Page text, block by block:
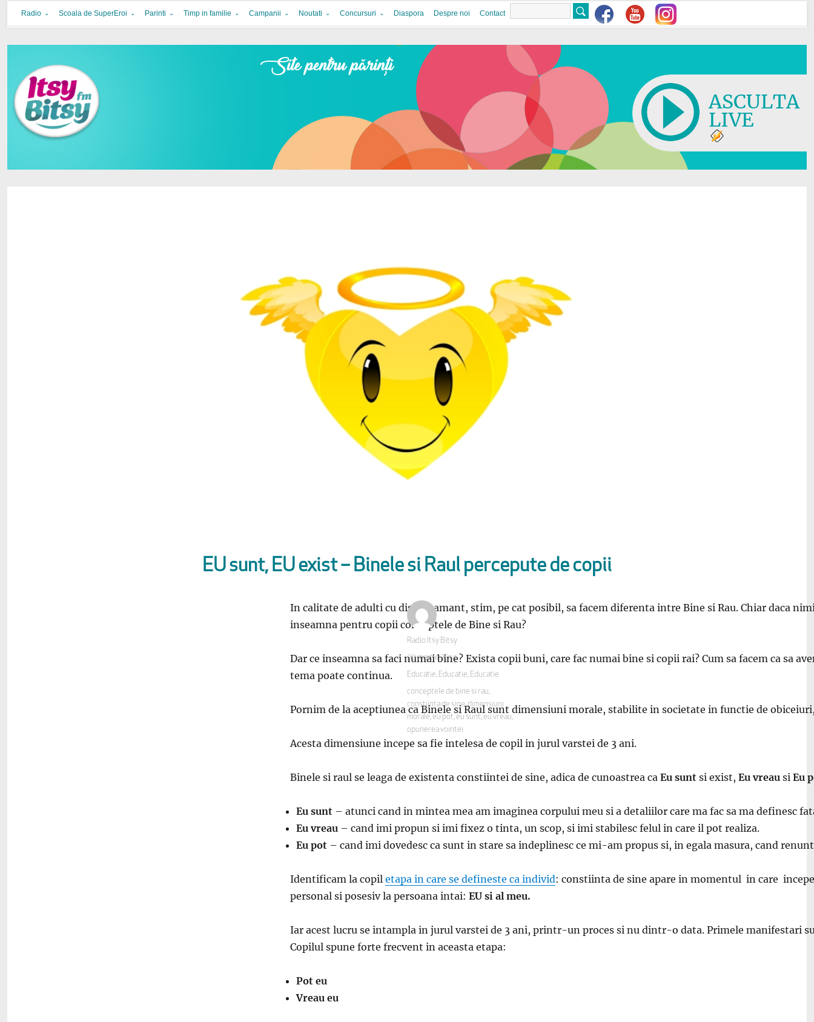
Itsy Bitsy
bucurie in familie
Radio Scoala de SuperEroi Parinti Timp in familie Campanii Noutati Concursuri Diaspora Despre noi Contact
ASCULTA
LIVE
EU sunt, EU exist – Binele si Raul percepute de copii
In calitate de adulti cu discernamant, stim, pe cat posibil, sa facem diferenta intre Bine si Rau. Chiar daca
inseamna pentru copii conceptele de Bine si Rau?
Dar ce inseamna sa faci numai bine? Exista copii buni, care fac numai bine si copii rai? Cum sa facem ca sa
tema poate continua.
Pornim de la aceptiunea ca Binele si Raul sunt dimensiuni morale, stabilite in societate in functie de
Acesta dimensiune incepe sa fie intelesa de copil in jurul varstei de 3 ani.
Binele si raul se leaga de existenta constiintei de sine, adica de cunoastrea ca Eu suntsi exist, Eu vreau si Eu
Eu sunt – atunci cand in mintea mea am imaginea corpului meu si a detaliilor care ma fac sa ma definesc
Eu vreau – cand imi propun si imi fixez o tinta, un scop, si imi stabilesc felul in care il pot realiza.
Eu pot – cand imi dovedesc ca sunt in stare sa indeplinesc ce mi-am propus si, in egala masura, cand
Identificam la copil etapa in care se defineste ca individ: constiinta de sine apare in momentul in care
personal si posesiv la persoana intai: EU si al meu.
Iar acest lucru se intampla in jurul varstei de 3 ani, printr-un proces si nu dintr-o data. Primele manifestari
Copilul spune forte frecvent in aceasta etapa:
Pot eu
Vreau eu
Autor
Radio Itsy Bitsy
Publicat
pe
20 martie 2014
Categorii
Educatie, Educatie, Educatie
Etichete
conceptele de bine si rau,
constiinta de sine,dimensiuni
morale,eu pot,eu sunt,eu vreau,
opunerea vointei